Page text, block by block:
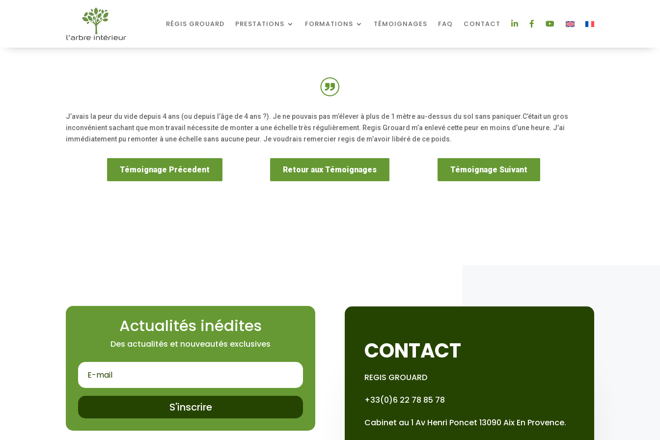
RÉGIS GROUARD PRESTATIONS FORMATIONS TÉMOIGNAGES FAQ CONTACT LINKEDINFACEBOOK
YOUTUBE
J’avais la peur du vide depuis 4 ans (ou depuis l’âge de 4 ans ?). Je ne pouvais pas m’élever à plus de 1 mètre au-dessus du sol sans paniquer.C’était un gros
inconvénient sachant que mon travail nécessite de monter a une échelle très régulièrement. Regis Grouard m’a enlevé cette peur en moins d’une heure. J’ai
immédiatement pu remonter à une échelle sans aucune peur. Je voudrais remercier regis de m’avoir libéré de ce poids.
Témoignage Précedent Retour aux Témoignages Témoignage Suivant
Actualités inédites
Des actualités et nouveautés exclusives
S'inscrire
CONTACT
REGIS GROUARD
+33(0)6 22 78 85 78
Cabinet au 1 Av Henri Poncet 13090 Aix En Provence.